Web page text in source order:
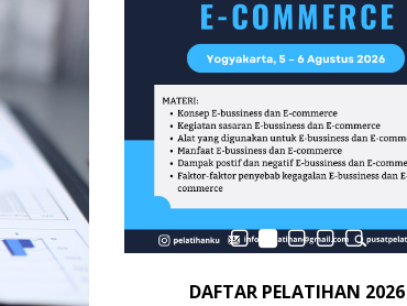
DAFTAR PELATIHAN 2026